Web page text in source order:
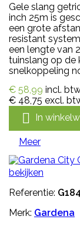
Gele slang
inch 25m is
een grote
resistant
een lengte van
tuinslang op de
snelkoppeling
€ 58,99 incl.
€ 48,75 excl.
 In
Meer
bekijken
Referentie:
Merk: Gardena